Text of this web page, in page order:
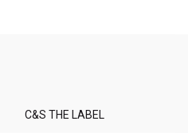
C&S THE LABEL